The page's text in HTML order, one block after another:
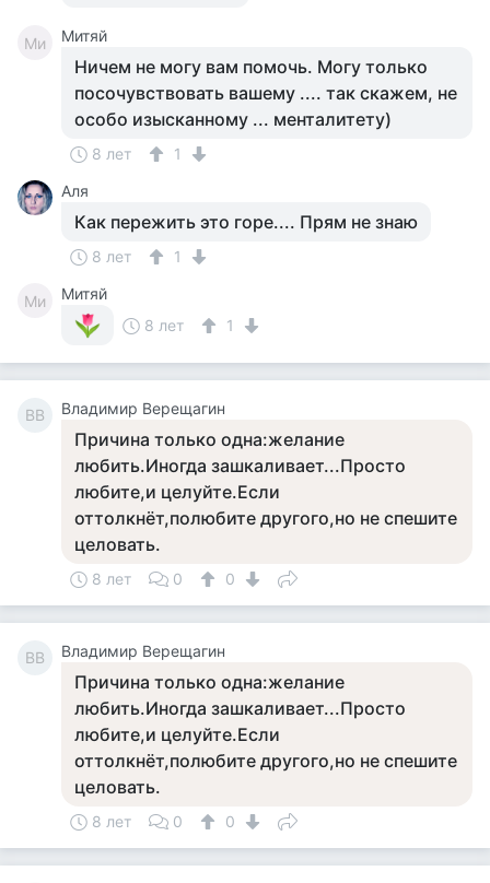
Ми Митяй
Ничем не могу вам помочь. Могу только
посочувствовать вашему .... так скажем, не
особо изысканному ... менталитету)
8 лет
1
Аля
Как пережить это горе.... Прям не знаю
8 лет 1
Ми
Митяй
8 лет
1
ВВ Владимир Верещагин
Причина только одна:желание
любить.Иногда зашкаливает...Просто
любите,и целуйте.Если
оттолкнёт,полюбите другого,но не спешите
целовать.
8 лет 0 0
ВВ Владимир Верещагин
Причина только одна:желание
любить.Иногда зашкаливает...Просто
любите,и целуйте.Если
оттолкнёт,полюбите другого,но не спешите
целовать.
8 лет 0 0